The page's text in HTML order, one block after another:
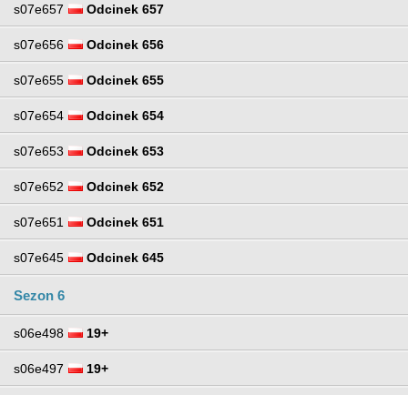
s07e657 Odcinek 657
s07e656 Odcinek 656
s07e655 Odcinek 655
s07e654 Odcinek 654
s07e653 Odcinek 653
s07e652 Odcinek 652
s07e651 Odcinek 651
s07e645 Odcinek 645
Sezon 6
s06e498 19+
s06e497 19+